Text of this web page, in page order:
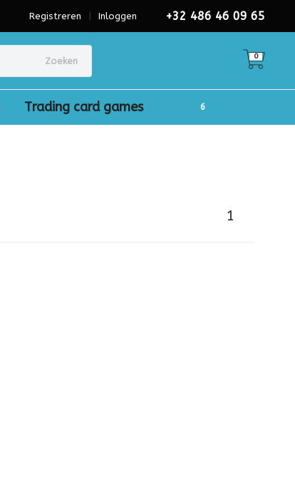
+32 486 46 09 65
Inloggen
Registreren
Zoeken 0
Trading card games
1